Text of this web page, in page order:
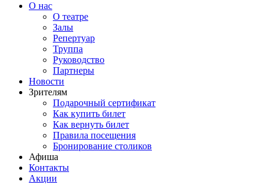
О нас
О театре
Залы
Репертуар
Труппа
Руководство
Партнеры
Новости
Зрителям
Подарочный сертификат
Как купить билет
Как вернуть билет
Правила посещения
Бронирование столиков
Афиша
Контакты
Акции